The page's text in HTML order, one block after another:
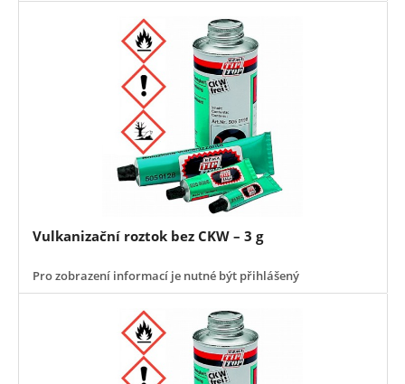
Vulkanizační roztok bez CKW – 3 g
Pro zobrazení informací je nutné být přihlášený